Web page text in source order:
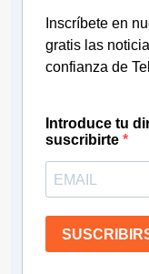
Inscríbete en
gratis las
confianza de
Introduce tu
suscribirte